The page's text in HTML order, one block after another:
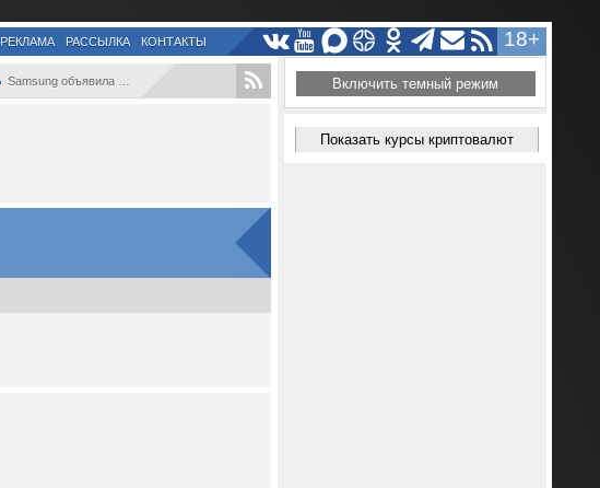
18+
РЕКЛАМА РАССЫЛКА КОНТАКТЫ
Samsung объявила дату анонса смартфонов ... Включить темный режим
Показать курсы криптовалют